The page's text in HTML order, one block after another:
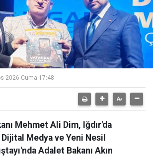
2026 Cuma 17:48
Mehmet Ali Dim, Iğdır'da
Medya ve Yeni Nesil
Adalet Bakanı Akın